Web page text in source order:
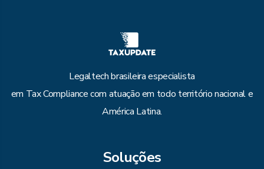
Legaltech brasileira especialista
em Tax Compliance com atuação em todo território nacional e
América Latina.
Soluções